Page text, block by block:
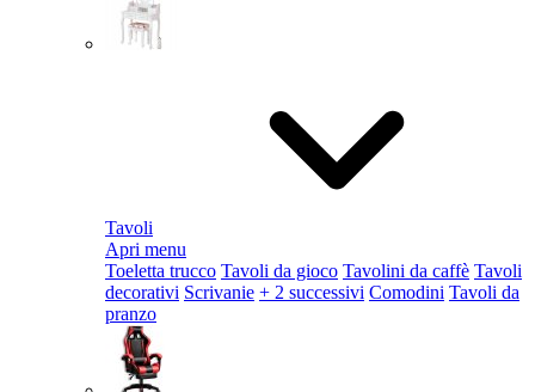
Tavoli
Apri menu
Toeletta trucco Tavoli da gioco Tavolini da caffè Tavoli
decorativi Scrivanie + 2 successivi Comodini Tavoli da
pranzo